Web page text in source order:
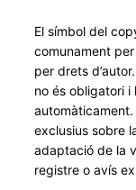
El símbol del
comunament
per drets
no és obligatori i
automàticament.
exclusius sobre
adaptació de la
registre o avís